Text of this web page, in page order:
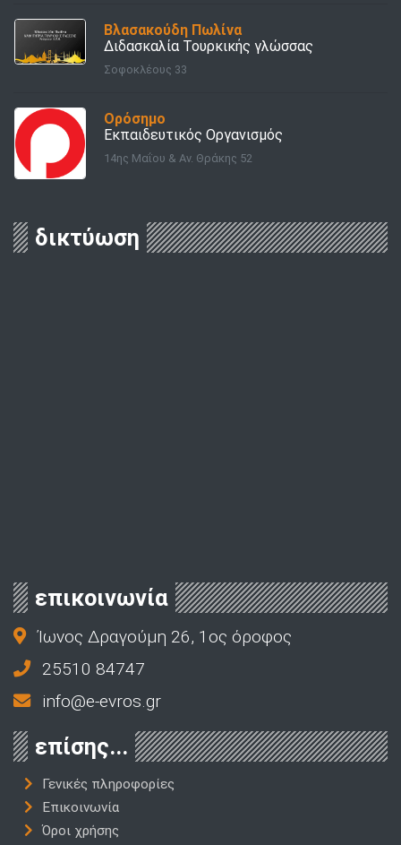
Βλασακούδη Πωλίνα
Διδασκαλία Τουρκικής γλώσσας
Σοφοκλέους 33
Ορόσημο
Εκπαιδευτικός Οργανισμός
14ης Μαΐου & Αν. Θράκης 52
δικτύωση
επικοινωνία
Ίωνος Δραγούμη 26, 1ος όροφος
25510 84747
info@e-evros.gr
επίσης...
Γενικές πληροφορίες
Επικοινωνία
Όροι χρήσης